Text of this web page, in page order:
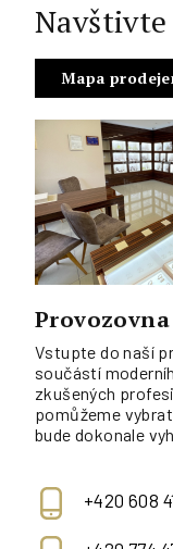
Navštivte
Mapa
Vstupte do naší
součástí
zkušených
pomůžeme
bude dokonale
+420 608